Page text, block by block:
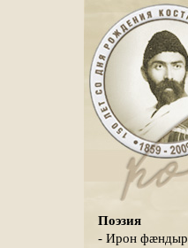
Поэзия
- Ирон фæндыр